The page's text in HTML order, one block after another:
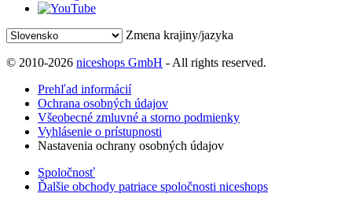
Zmena krajiny/jazyka
© 2010-2026 niceshops GmbH - All rights reserved.
Prehľad informácií
Ochrana osobných údajov
Všeobecné zmluvné a storno podmienky
Vyhlásenie o prístupnosti
Nastavenia ochrany osobných údajov
Spoločnosť
Ďalšie obchody patriace spoločnosti niceshops